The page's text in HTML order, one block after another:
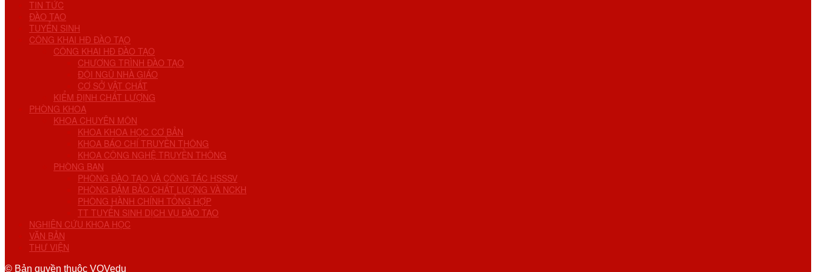
TIN TỨC
ĐÀO TẠO
TUYỂN SINH
CÔNG KHAI HĐ ĐÀO TẠO
CÔNG KHAI HĐ ĐÀO TẠO
CHƯƠNG TRÌNH ĐÀO TẠO
ĐỘI NGŨ NHÀ GIÁO
CƠ SỞ VẬT CHẤT
KIỂM ĐỊNH CHẤT LƯỢNG
PHÒNG KHOA
KHOA CHUYÊN MÔN
KHOA KHOA HỌC CƠ BẢN
KHOA BÁO CHÍ TRUYỀN THÔNG
KHOA CÔNG NGHỆ TRUYỀN THÔNG
PHÒNG BAN
PHÒNG ĐÀO TẠO VÀ CÔNG TÁC HSSSV
PHÒNG ĐẢM BẢO CHẤT LƯỢNG VÀ NCKH
PHÒNG HÀNH CHÍNH TỔNG HỢP
TT TUYỂN SINH DỊCH VỤ ĐÀO TẠO
NGHIÊN CỨU KHOA HỌC
VĂN BẢN
THƯ VIỆN
© Bản quyền thuộc VOVedu